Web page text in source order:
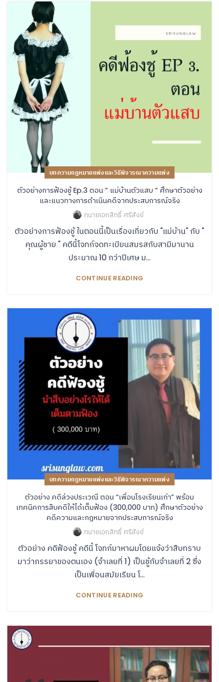
บทความกฎหมายแพ่งและวิธีพิจารณาความแพ่ง
ตัวอย่างการฟ้องชู้ Ep.3 ตอน ” แม่บ้านตัวแสบ ” ศึกษาตัวอย่าง
และแนวทางการดำเนินคดีจากประสบการณ์จริง
ทนายเอกสิทธิ์ ศรีสังข์
ตัวอย่างการฟ้องชู้ ในตอนนี้เป็นเรื่องเกี่ยวกับ "แม่บ้าน" กับ "
คุณผู้ชาย " คดีนี้โจทก์จดทะเบียนสมรสกับสามีมานาน
ประมาณ 10 กว่าปีเศษ ม...
CONTINUE READING
บทความกฎหมายแพ่งและวิธีพิจารณาความแพ่ง
ตัวอย่าง คดีล่วงประเวณี ตอน “เพื่อนโรงเรียนเก่า” พร้อม
เทคนิคการสืบคดีให้ได้เต็มฟ้อง (300,000 บาท) ศึกษาตัวอย่าง
คดีความและกฎหมายจากประสบการณ์จริง
ทนายเอกสิทธิ์ ศรีสังข์
ตัวอย่าง คดีฟ้องชู้ คดีนี้ โจทก์มาหาผมโดยแจ้งว่าสืบทราบ
มาว่าภรรยาของตนเอง (จำเลยที่ 1) เป็นชู้กับจำเลยที่ 2 ซึ่ง
เป็นเพื่อนสมัยเรียน โ...
CONTINUE READING